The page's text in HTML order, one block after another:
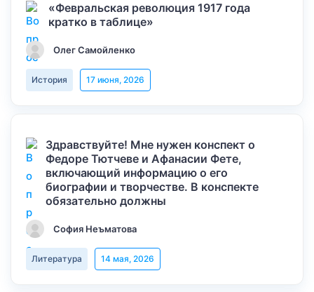
«Февральская революция 1917 года
кратко в таблице»
Олег Самойленко
История 17 июня, 2026
Здравствуйте! Мне нужен конспект о
Федоре Тютчеве и Афанасии Фете,
включающий информацию о его
биографии и творчестве. В конспекте
обязательно должны
София Неъматова
Литература 14 мая, 2026